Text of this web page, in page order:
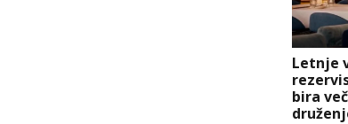
Letnje
bira